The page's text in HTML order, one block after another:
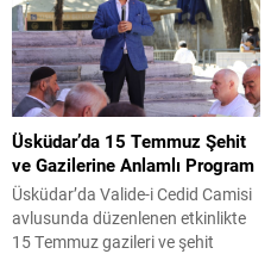
Üsküdar’da 15 Temmuz Şehit
ve Gazilerine Anlamlı Program
Üsküdar’da Valide-i Cedid Camisi
avlusunda düzenlenen etkinlikte
15 Temmuz gazileri ve şehit